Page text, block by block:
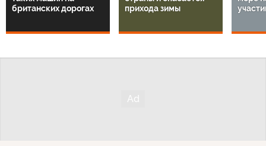
британских дорогах
прихода зимы